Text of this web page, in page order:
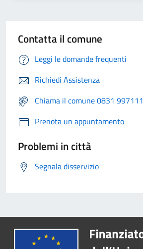
Contatta il comune
Leggi le domande frequenti
Richiedi Assistenza
Chiama il comune 0831 997111
Prenota un appuntamento
Problemi in città
Segnala disservizio